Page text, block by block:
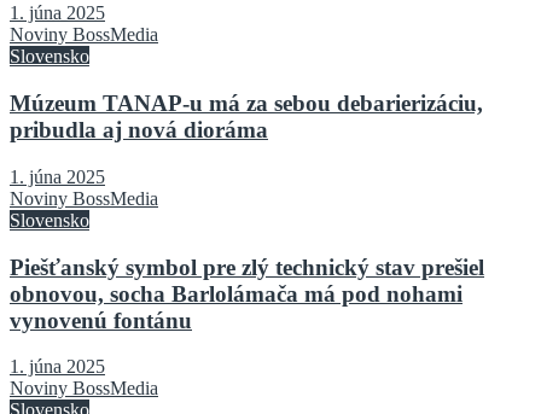
1. júna 2025
Noviny BossMedia
Slovensko
Múzeum TANAP-u má za sebou debarierizáciu,
pribudla aj nová dioráma
1. júna 2025
Noviny BossMedia
Slovensko
Piešťanský symbol pre zlý technický stav prešiel
obnovou, socha Barlolámača má pod nohami
vynovenú fontánu
1. júna 2025
Noviny BossMedia